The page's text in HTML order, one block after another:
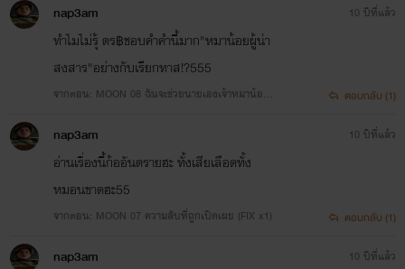
nap3am
ทำไมไม่รุ้ ตร฿ชอบคำคำนี้มาก"หมาน้อยผู้น่า
สงสาร"อย่างกับเรียกทาส!?555
จากตอน: MOON 08 ฉันจะช่วยนายเองเจ้าหมาน้อยผู้
10 ปีที่แล้ว
ตอบกลับ (1)
nap3am
อ่านเรื่องนี้ก้ออันตรายฮะ ทั้งเสียเลือดทั้ง
หมอนขาดฮะ55
จากตอน: MOON 07 ความลับที่ถูกเปิดเผย (FIX x1)
10 ปีที่แล้ว
ตอบกลับ (1)
nap3am 10 ปีที่แล้ว